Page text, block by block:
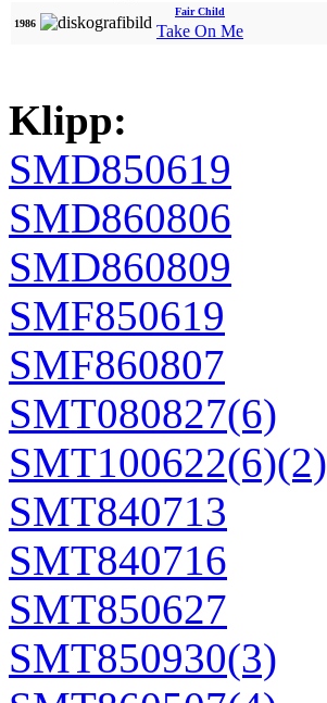
1986
Fair Child
Take On Me
Klipp:
SMD850619
SMD860806
SMD860809
SMF850619
SMF860807
SMT080827(6)
SMT100622(6)(2)
SMT840713
SMT840716
SMT850627
SMT850930(3)